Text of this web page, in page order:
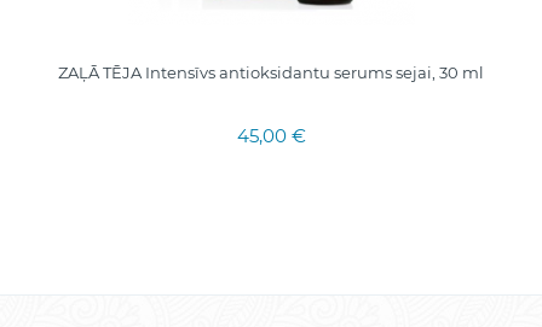
ZAĻĀ TĒJA Intensīvs antioksidantu serums sejai, 30 ml
45,00 €